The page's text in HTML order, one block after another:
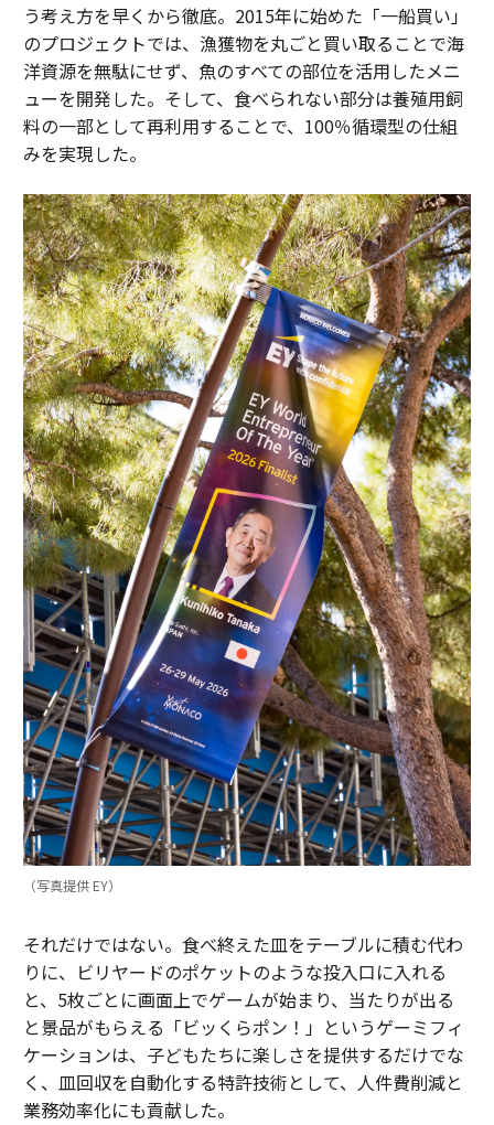
う考え方を早くから徹底。2015年に始めた「一船買い」
のプロジェクトでは、漁獲物を丸ごと買い取ることで海
洋資源を無駄にせず、魚のすべての部位を活用したメニ
ューを開発した。そして、食べられない部分は養殖用飼
料の一部として再利用することで、100％循環型の仕組
みを実現した。
（写真提供 EY）
それだけではない。食べ終えた皿をテーブルに積む代わ
りに、ビリヤードのポケットのような投入口に入れる
と、5枚ごとに画面上でゲームが始まり、当たりが出る
と景品がもらえる「ビッくらポン！」というゲーミフィ
ケーションは、子どもたちに楽しさを提供するだけでな
く、皿回収を自動化する特許技術として、人件費削減と
業務効率化にも貢献した。